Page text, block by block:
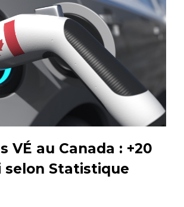
VÉ au Canada : +20
selon Statistique